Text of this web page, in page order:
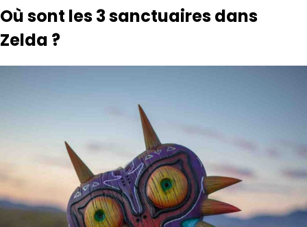
Où sont les 3 sanctuaires dans
Zelda ?